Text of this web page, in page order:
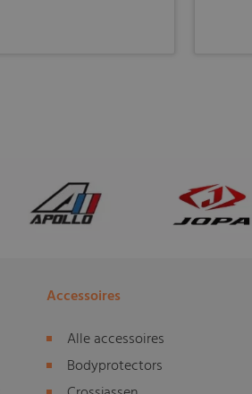
Accessoires
Alle accessoires
Bodyprotectors